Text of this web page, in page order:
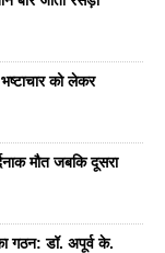
को लेकर
मौत जबकि दूसरा
गठन: डॉ. अपूर्व के.